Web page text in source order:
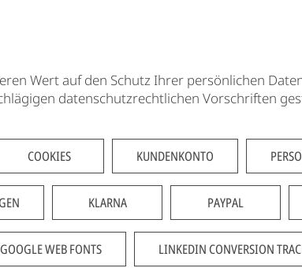
Wert auf den Schutz Ihrer persönlichen
datenschutzrechtlichen Vorschriften
COOKIES KUNDENKONTO
KLARNA PAYPAL
GOOGLE WEB FONTS LINKEDIN CONVERSION